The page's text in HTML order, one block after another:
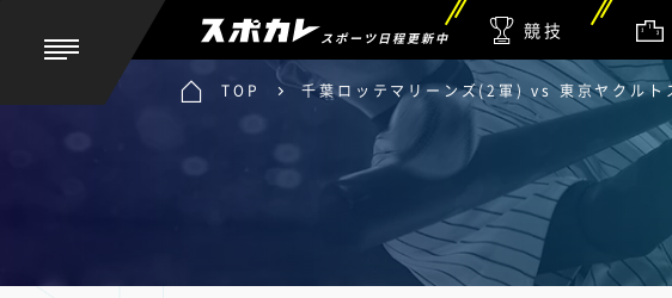
スポーツ日程更新中 競技
TOP 千葉ロッテマリーンズ(2軍) vs 東京ヤクルト